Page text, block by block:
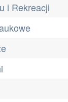
i Rekreacji